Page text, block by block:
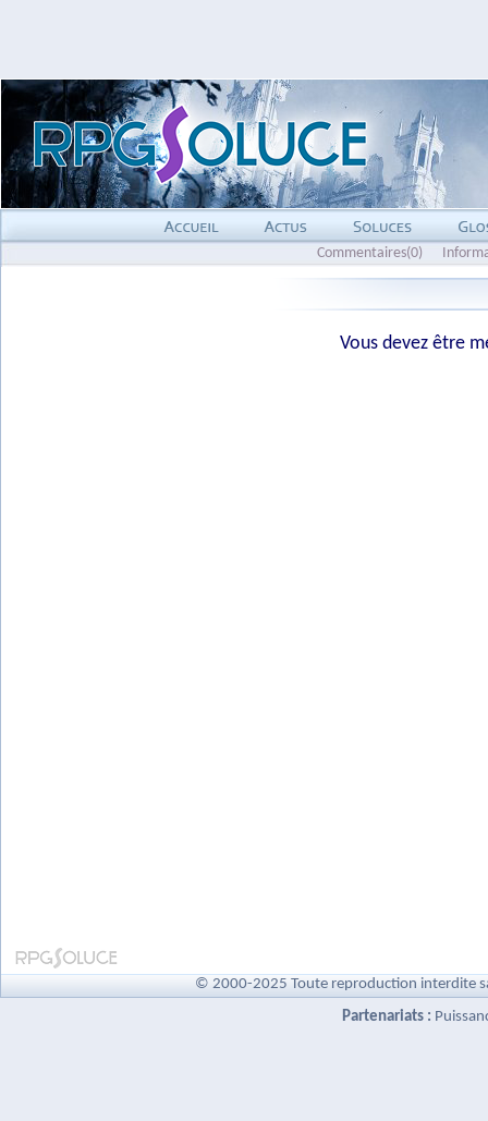
Commentaires(0)
Vous devez être
© 2000-2025 Toute reproduction interdite
Partenariats :